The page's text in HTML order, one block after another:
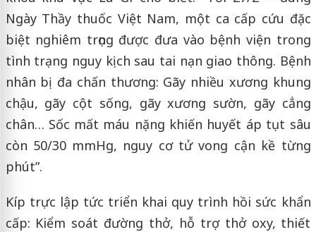
Ngày Thầy thuốc Việt Nam, một ca cấp cứu đặc
biệt nghiêm trọng được đưa vào bệnh viện trong
tình trạng nguy kịch sau tai nạn giao thông. Bệnh
nhân bị đa chấn thương: Gãy nhiều xương khung
chậu, gãy cột sống, gãy xương sườn, gãy cẳng
chân… Sốc mất máu nặng khiến huyết áp tụt sâu
còn 50/30 mmHg, nguy cơ tử vong cận kề từng
phút”.
Kíp trực lập tức triển khai quy trình hồi sức khẩn
cấp: Kiểm soát đường thở, hỗ trợ thở oxy, thiết